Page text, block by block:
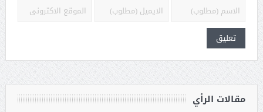
مقالات الرأي